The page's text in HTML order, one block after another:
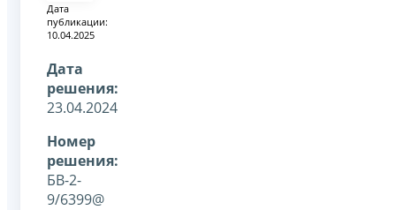
Дата
публикации:
10.04.2025
Дата
решения:
23.04.2024
Номер
решения:
БВ-2-
9/6399@